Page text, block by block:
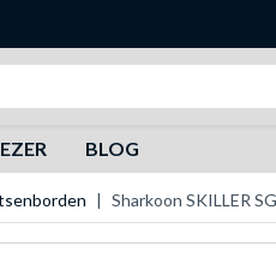
BLOG
Sharkoon SKILLER